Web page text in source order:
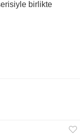
birlikte